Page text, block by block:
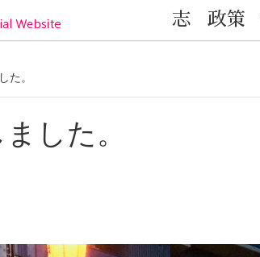
目黒区の元気！目黒区議会議員
志 政策
た。
した。